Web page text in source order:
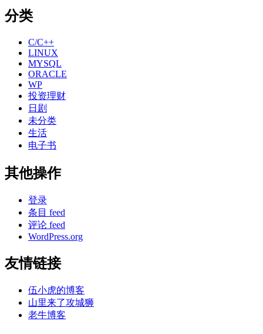
分类
C/C++
LINUX
MYSQL
ORACLE
WP
投资理财
日剧
未分类
生活
电子书
其他操作
登录
条目 feed
评论 feed
WordPress.org
友情链接
伍小虎的博客
山里来了攻城狮
老牛博客